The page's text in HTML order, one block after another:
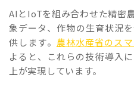
AIとIoTを組み合わせた精密
象データ、作物の生育状況
供します。 農林水産省のス
よると、これらの技術導入
上が実現しています。